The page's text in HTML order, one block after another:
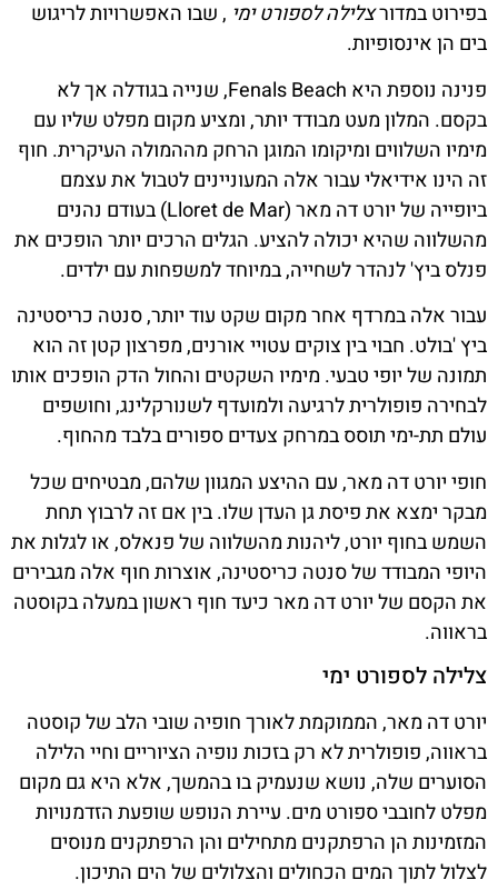
בפירוט במדורצלילה לספורט ימי , שבו האפשרויות לריגוש
בים הן אינסופיות.
פנינה נוספת היא Fenals Beach, שנייה בגודלה אך לא
בקסם. המלון מעט מבודד יותר, ומציע מקום מפלט שליו עם
מימיו השלווים ומיקומו המוגן הרחק מההמולה העיקרית. חוף
זה הינו אידיאלי עבור אלה המעוניינים לטבול את עצמם
ביופייה של יורט דה מאר (Lloret de Mar) בעודם נהנים
מהשלווה שהיא יכולה להציע. הגלים הרכים יותר הופכים את
פנלס ביץ' לנהדר לשחייה, במיוחד למשפחות עם ילדים.
עבור אלה במרדף אחר מקום שקט עוד יותר, סנטה כריסטינה
ביץ 'בולט. חבוי בין צוקים עטויי אורנים, מפרצון קטן זה הוא
תמונה של יופי טבעי. מימיו השקטים והחול הדק הופכים אותו
לבחירה פופולרית לרגיעה ולמועדף לשנורקלינג, וחושפים
עולם תת-ימי תוסס במרחק צעדים ספורים בלבד מהחוף.
חופי יורט דה מאר, עם ההיצע המגוון שלהם, מבטיחים שכל
מבקר ימצא את פיסת גן העדן שלו. בין אם זה לרבוץ תחת
השמש בחוף יורט, ליהנות מהשלווה של פנאלס, או לגלות את
היופי המבודד של סנטה כריסטינה, אוצרות חוף אלה מגבירים
את הקסם של יורט דה מאר כיעד חוף ראשון במעלה בקוסטה
בראווה.
צלילה לספורט ימי
יורט דה מאר, הממוקמת לאורך חופיה שובי הלב של קוסטה
בראווה, פופולרית לא רק בזכות נופיה הציוריים וחיי הלילה
הסוערים שלה, נושא שנעמיק בו בהמשך, אלא היא גם מקום
מפלט לחובבי ספורט מים. עיירת הנופש שופעת הזדמנויות
המזמינות הן הרפתקנים מתחילים והן הרפתקנים מנוסים
לצלול לתוך המים הכחולים והצלולים של הים התיכון.